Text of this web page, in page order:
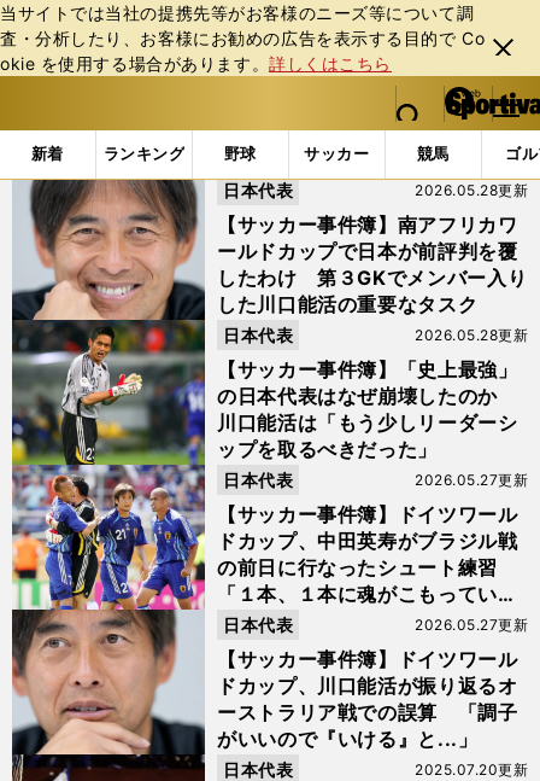
当サイトでは当社の提携先等がお客様のニーズ等について調
査・分析したり、お客様にお勧めの広告を表⽰する⽬的で Co
okie を使⽤する場合があります。詳しくはこちら
閉じ
る
web Sportiva (webスポルティーバ)
検索
マイペ
ー
ジ
メニュ
新着 ランキング 野球 サッカー 競馬 ゴ
b
ス
ポ
ル
テ
ィ
ー
バ
「#サッカー事件簿」の最新ニュース・ 情報
【サッカー事件簿】南アフリカワ
ールドカップで日本が前評判を覆
したわけ 第３GKでメンバー入り
した川口能活の重要なタスク
2026.05.28更新
日本代表
【サッカー事件簿】「史上最強」
の日本代表はなぜ崩壊したのか
川口能活は「もう少しリーダーシ
ップを取るべきだった」
2026.05.28更新
日本代表
【サッカー事件簿】ドイツワール
ドカップ、中田英寿がブラジル戦
の前日に行なったシュート練習
「１本、１本に魂がこもってい
た」
2026.05.27更新
日本代表
【サッカー事件簿】ドイツワール
ドカップ、川口能活が振り返るオ
ーストラリア戦での誤算 「調子
がいいので『いける』と...」
2026.05.27更新
日本代表
2025.07.20更新
日本代表